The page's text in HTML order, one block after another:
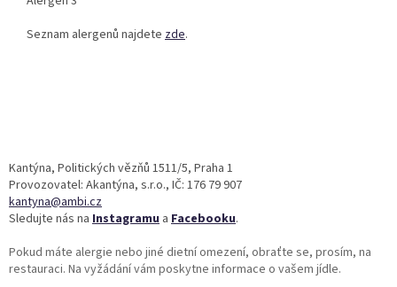
Seznam alergenů najdete zde.
Kantýna, Politických vězňů 1511/5, Praha 1
Provozovatel: Akantýna, s.r.o., IČ: 176 79 907
kantyna@ambi.cz
Sledujte nás na Instagramu a Facebooku.
Pokud máte alergie nebo jiné dietní omezení, obraťte se, prosím, na
restauraci. Na vyžádání vám poskytne informace o vašem jídle.